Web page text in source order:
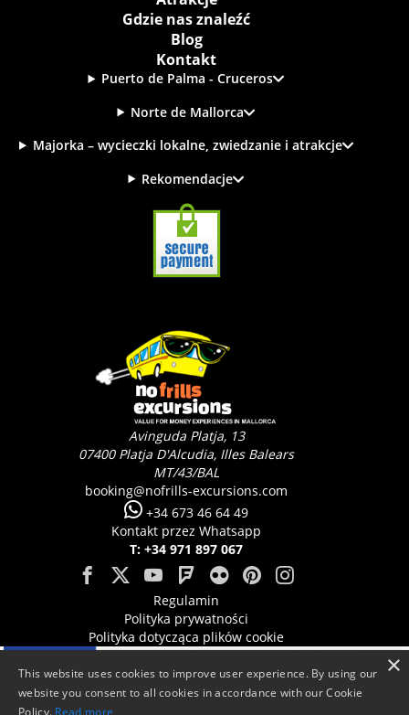
Gdzie nas znaleźć
Blog
Kontakt
Puerto de Palma - Cruceros
Norte de Mallorca
Majorka – wycieczki lokalne, zwiedzanie i atrakcje
Rekomendacje
Avinguda Platja, 13
07400 Platja D'Alcudia, Illes Balears
MT/43/BAL
booking@nofrills-excursions.com
+34 673 46 64 49
Kontakt przez Whatsapp
T: +34 971 897 067
Regulamin
Polityka prywatności
Polityka dotycząca plików cookie
×
This website uses cookies to improve user experience. By using our
website you consent to all cookies in accordance with our Cookie
Policy. Read more